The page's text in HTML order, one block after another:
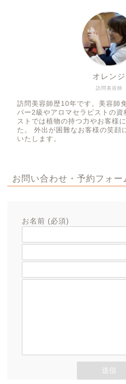
訪問美容師
オレンジ
訪問美容師歴10年です。美容師
パー2級やアロマセラピストの資
ストでは植物の持つ力やお客様
た。 外出が困難なお客様の笑顔
いたします。
お問い合わせ・予約フォー
お名前 (必須)